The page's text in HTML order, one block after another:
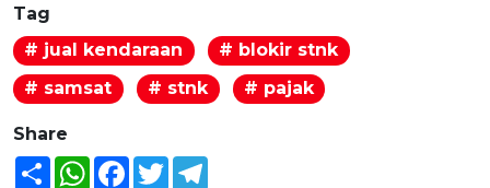
Tag
# jual kendaraan
# blokir stnk
# samsat
# stnk # pajak
Share
Share WhatsAppFacebook
Twitter